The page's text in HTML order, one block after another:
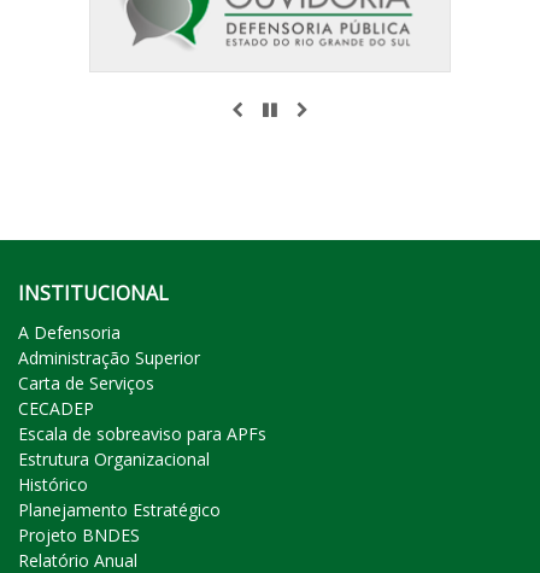
ANTERIOR
PAUSAR
INSTITUCIONAL
A Defensoria
Administração Superior
Carta de Serviços
CECADEP
Escala de sobreaviso para APFs
Estrutura Organizacional
Histórico
Planejamento Estratégico
Projeto BNDES
Relatório Anual